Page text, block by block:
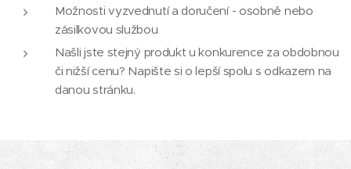
Možnosti vyzvednutí a doručení - osobně nebo
zásilkovou službou
Našli jste stejný produkt u konkurence za obdobnou
či nižší cenu? Napište si o lepší spolu s odkazem na
danou stránku.